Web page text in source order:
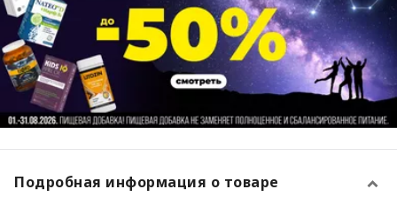
Подробная информация о товаре